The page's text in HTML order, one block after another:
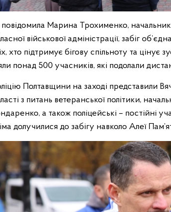
Марина Трохименко, начальник
військової адміністрації, забіг
хто підтримує бігову спільноту та цінує
понад 500 учасників, які подолали
Полтавщини на заході представили
з питань ветеранської політики,
а також поліцейські – постійні
долучилися до забігу навколо Алеї